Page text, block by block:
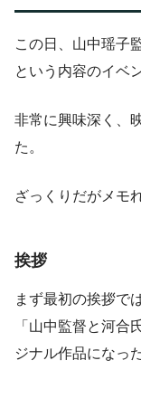
この日、山中瑶子
という内容のイベ
非常に興味深く、
た。
ざっくりだがメモ
挨拶
まず最初の挨拶で
「山中監督と河合
ジナル作品になっ